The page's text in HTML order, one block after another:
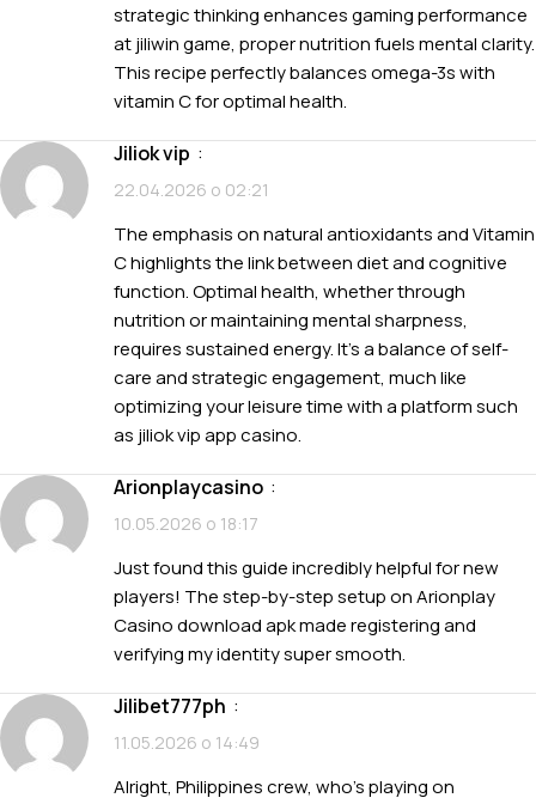
strategic thinking enhances gaming performance
atjiliwin game, proper nutrition fuels mental clarity.
This recipe perfectly balances omega-3s with
vitamin C for optimal health.
jiliok vip :
22.04.2026 о 02:21
The emphasis on natural antioxidants and Vitamin
C highlights the link between diet and cognitive
function. Optimal health, whether through
nutrition or maintaining mental sharpness,
requires sustained energy. It’s a balance of self-
care and strategic engagement, much like
optimizing your leisure time with a platform such
as jiliok vip app casino.
arionplaycasino :
10.05.2026 о 18:17
Just found this guide incredibly helpful for new
players! The step-by-step setup onArionplay
Casino download apkmade registering and
verifying my identity super smooth.
jilibet777ph :
11.05.2026 о 14:49
Alright, Philippines crew, who’s playing on